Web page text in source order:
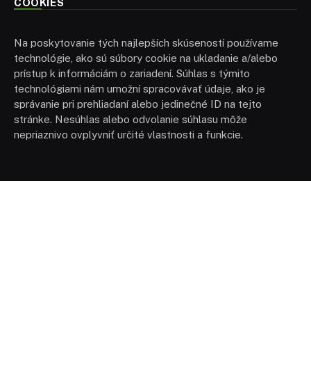
COOKIES
Na poskytovanie tých najlepších skúseností používame
technológie, ako sú súbory cookie na ukladanie a/alebo
prístup k informáciám o zariadení. Súhlas s týmito
technológiami nám umožní spracovávať údaje, ako je
správanie pri prehliadaní alebo jedinečné ID na tejto
stránke. Nesúhlas alebo odvolanie súhlasu môže
nepriaznivo ovplyvniť určité vlastnosti a funkcie.